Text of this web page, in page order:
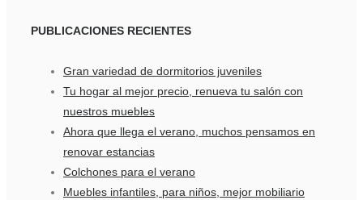
PUBLICACIONES RECIENTES
Gran variedad de dormitorios juveniles
Tu hogar al mejor precio, renueva tu salón con
nuestros muebles
Ahora que llega el verano, muchos pensamos en
renovar estancias
Colchones para el verano
Muebles infantiles, para niños, mejor mobiliario